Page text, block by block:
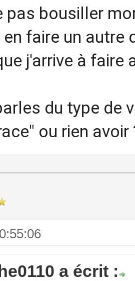
pas bousiller
faire un autre
j'arrive à faire
du type de
ou rien avoir
a écrit :